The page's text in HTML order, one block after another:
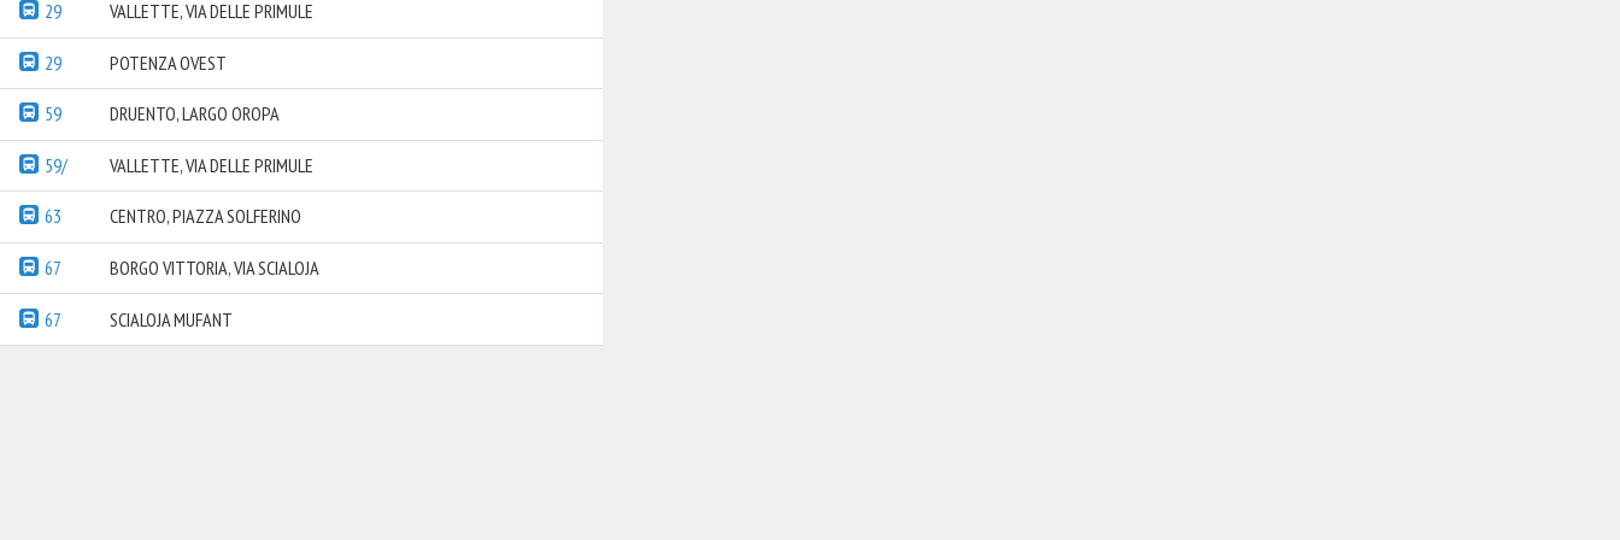
29 VALLETTE, VIA DELLE PRIMULE
29 POTENZA OVEST
59 DRUENTO, LARGO OROPA
59/ VALLETTE, VIA DELLE PRIMULE
63 CENTRO, PIAZZA SOLFERINO
67 BORGO VITTORIA, VIA SCIALOJA
67 SCIALOJA MUFANT